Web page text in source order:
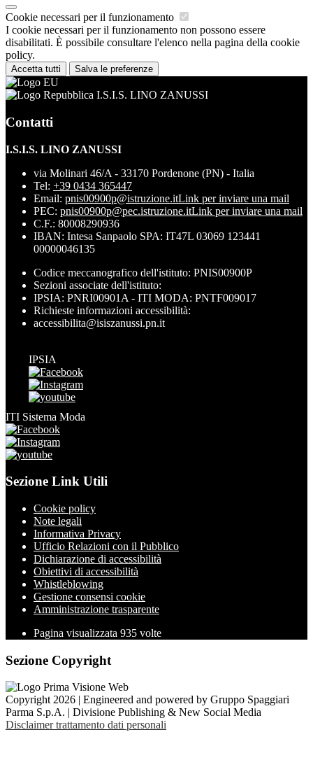
Cookie necessari per il funzionamento
I cookie necessari per il funzionamento non possono essere
disabilitati. È possibile consultare l'elenco nella pagina della cookie
policy.
Accetta tutti Salva le preferenze
I.S.I.S. LINO ZANUSSI
Contatti
I.S.I.S. LINO ZANUSSI
via Molinari 46/A - 33170 Pordenone (PN) - Italia
Tel: +39 0434 365447
Email: pnis00900p@istruzione.itLink per inviare una mail
PEC: pnis00900p@pec.istruzione.itLink per inviare una mail
C.F.: 80008290936
IBAN: Intesa Sanpaolo SPA: IT47L 03069 123441
00000046135
Codice meccanografico dell'istituto: PNIS00900P
Sezioni associate dell'istituto:
IPSIA: PNRI00901A - ITI MODA: PNTF009017
Richieste informazioni accessibilità:
accessibilita@isiszanussi.pn.it
IPSIA
ITI Sistema Moda
Sezione Link Utili
Cookie policy
Note legali
Informativa Privacy
Ufficio Relazioni con il Pubblico
Dichiarazione di accessibilità
Obiettivi di accessibilità
Whistleblowing
Gestione consensi cookie
Amministrazione trasparente
Pagina visualizzata 935 volte
Sezione Copyright
Copyright 2026 | Engineered and powered by Gruppo Spaggiari
Parma S.p.A. | Divisione Publishing & New Social Media
Disclaimer trattamento dati personali